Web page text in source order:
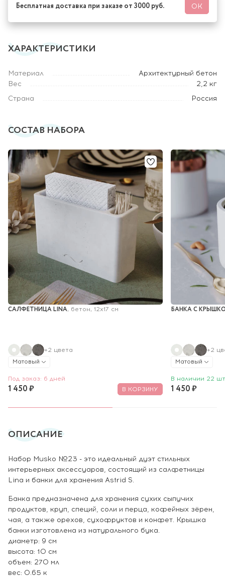
Бесплатная доставка при заказе от 3000 руб. ОК
ХАРАКТЕРИСТИКИ
Материал
Архитектурный бетон
Вес
2,2 кг
Страна
Россия
СОСТАВ НАБОРА
САЛФЕТНИЦА LINA, бетон, 12х17 см
+2 цвета
Матовый
Под заказ: 6 дней
1 450 ₽ В КОРЗИНУ
БАНКА С
+2
Матовый
В наличии 22
1 450 ₽
ОПИСАНИЕ
Набор Musko №23 - это идеальный дуэт стильных
интерьерных аксессуаров, состоящий из салфетницы
Lina и банки для хранения Astrid S.
Банка предназначена для хранения сухих сыпучих
продуктов, круп, специй, соли и перца, кофейных зёрен,
чая, а также орехов, сухофруктов и конфет. Крышка
банки изготовлена из натурального бука.
диаметр: 9 см
высота: 10 см
объем: 270 мл
вес: 0.65 к